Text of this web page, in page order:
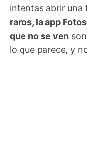
intentas abrir una
raros, la app
que no se ven
lo que parece, y